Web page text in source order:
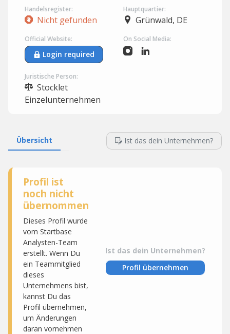
Handelsregister:
Nicht gefunden
Hauptquartier:
Grünwald, DE
Official Website:
Login required
On Social Media:
Juristische Person:
Stocklet
Einzelunternehmen
Übersicht Ist das dein Unternehmen?
Profil ist
noch nicht
übernommen
Dieses Profil wurde
vom Startbase
Analysten-Team
erstellt. Wenn Du
ein Teammitglied
dieses
Unternehmens bist,
kannst Du das
Profil übernehmen,
um Änderungen
daran vornehmen
Ist das dein Unternehmen?
Profil übernehmen